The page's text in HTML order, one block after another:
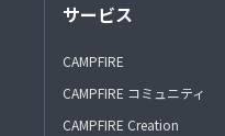
サービス
CAMPFIRE
CAMPFIRE コミュニティ
CAMPFIRE Creation